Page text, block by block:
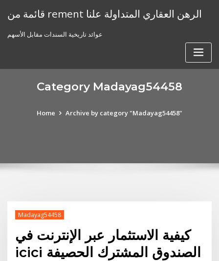
قائمة من rement الرهن العقاري المتداولة علنا
عوائد تاريخية السندات مقابل الأسهم
Category Madayag54458
Home Archive by category "Madayag54458"
Madayag54458
كيفية الاستثمار عبر الإنترنت في
icici الصندوق المشترك الحصيفة